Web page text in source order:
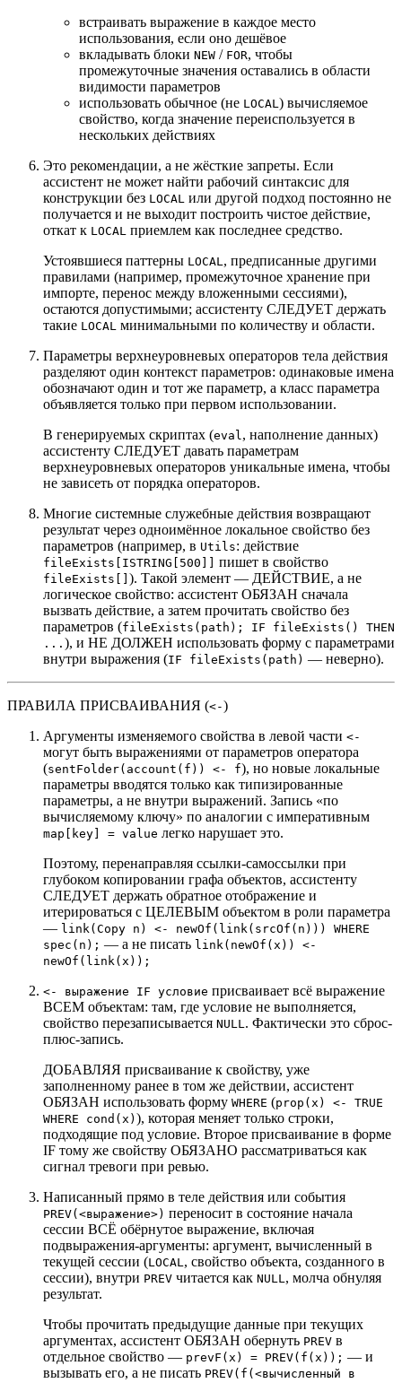
встраивать выражение в каждое место
использования, если оно дешёвое
вкладывать блоки NEW / FOR, чтобы
промежуточные значения оставались в области
видимости параметров
использовать обычное (не LOCAL ) вычисляемое
свойство, когда значение переиспользуется в
нескольких действиях
Это рекомендации, а не жёсткие запреты. Если
ассистент не может найти рабочий синтаксис для
конструкции без LOCAL или другой подход постоянно не
получается и не выходит построить чистое действие,
откат к LOCAL приемлем как последнее средство.
Устоявшиеся паттерны LOCAL , предписанные другими
правилами (например, промежуточное хранение при
импорте, перенос между вложенными сессиями),
остаются допустимыми; ассистенту СЛЕДУЕТ держать
такие LOCAL минимальными по количеству и области.
Параметры верхнеуровневых операторов тела действия
разделяют один контекст параметров: одинаковые имена
обозначают один и тот же параметр, а класс параметра
объявляется только при первом использовании.
В генерируемых скриптах (eval , наполнение данных)
ассистенту СЛЕДУЕТ давать параметрам
верхнеуровневых операторов уникальные имена, чтобы
не зависеть от порядка операторов.
Многие системные служебные действия возвращают
результат через одноимённое локальное свойство без
параметров (например, в Utils: действие
fileExists[ISTRING[500]] пишет в свойство
fileExists[] ). Такой элемент — ДЕЙСТВИЕ, а не
логическое свойство: ассистент ОБЯЗАН сначала
вызвать действие, а затем прочитать свойство без
параметров (fileExists(path); IF fileExists() THEN
... ), и НЕ ДОЛЖЕН использовать форму с параметрами
внутри выражения (IF fileExists(path) — неверно).
ПРАВИЛА ПРИСВАИВАНИЯ (<-)
Аргументы изменяемого свойства в левой части <-
могут быть выражениями от параметров оператора
(sentFolder(account(f)) <- f), но новые локальные
параметры вводятся только как типизированные
параметры, а не внутри выражений. Запись «по
вычисляемому ключу» по аналогии с императивным
map[key] = value легко нарушает это.
Поэтому, перенаправляя ссылки-самоссылки при
глубоком копировании графа объектов, ассистенту
СЛЕДУЕТ держать обратное отображение и
итерироваться с ЦЕЛЕВЫМ объектом в роли параметра
— link(Copy n) <- newOf(link(srcOf(n))) WHERE
spec(n); — а не писать link(newOf(x)) <-
newOf(link(x));
<- выражение IF условие присваивает всё выражение
ВСЕМ объектам: там, где условие не выполняется,
свойство перезаписывается NULL . Фактически это сброс-
плюс-запись.
ДОБАВЛЯЯ присваивание к свойству, уже
заполненному ранее в том же действии, ассистент
ОБЯЗАН использовать форму WHERE (prop(x) <- TRUE
WHERE cond(x) ), которая меняет только строки,
подходящие под условие. Второе присваивание в форме
IF тому же свойству ОБЯЗАНО рассматриваться как
сигнал тревоги при ревью.
Написанный прямо в теле действия или события
PREV(<выражение>) переносит в состояние начала
сессии ВСЁ обёрнутое выражение, включая
подвыражения-аргументы: аргумент, вычисленный в
текущей сессии (LOCAL , свойство объекта, созданного в
сессии), внутри PREV читается как NULL , молча обнуляя
результат.
Чтобы прочитать предыдущие данные при текущих
аргументах, ассистент ОБЯЗАН обернуть PREV в
отдельное свойство — prevF(x) = PREV(f(x)); — и
вызывать его, а не писать PREV(f(<вычисленный в